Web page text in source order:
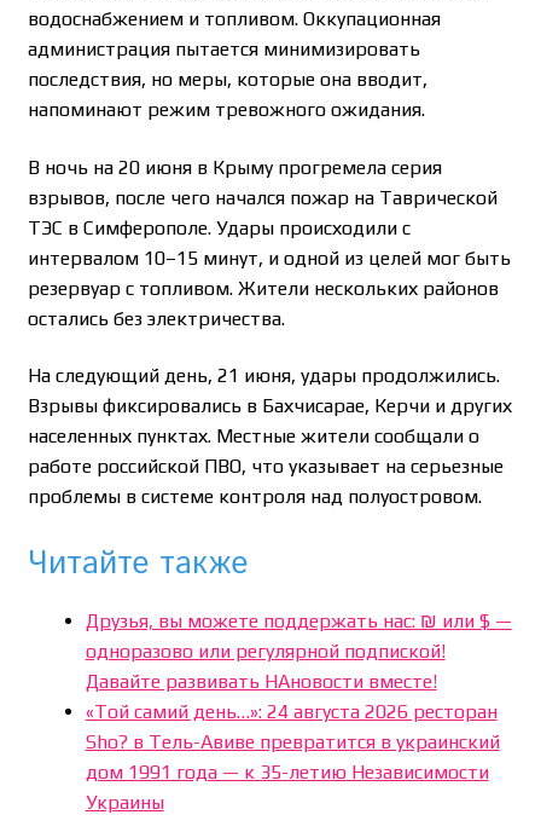
водоснабжением и топливом. Оккупационная
администрация пытается минимизировать
последствия, но меры, которые она вводит,
напоминают режим тревожного ожидания.
В ночь на 20 июня в Крыму прогремела серия
взрывов, после чего начался пожар на Таврической
ТЭС в Симферополе. Удары происходили с
интервалом 10–15 минут, и одной из целей мог быть
резервуар с топливом. Жители нескольких районов
остались без электричества.
На следующий день, 21 июня, удары продолжились.
Взрывы фиксировались в Бахчисарае, Керчи и других
населенных пунктах. Местные жители сообщали о
работе российской ПВО, что указывает на серьезные
проблемы в системе контроля над полуостровом.
Читайте также
Друзья, вы можете поддержать нас: ₪ или $ —
одноразово или регулярной подпиской!
Давайте развивать НАновости вместе!
«Той самий день…»: 24 августа 2026 ресторан
Sho? в Тель-Авиве превратится в украинский
дом 1991 года — к 35-летию Независимости
Украины